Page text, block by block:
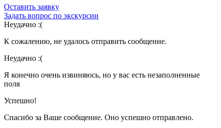
Оставить заявку
Задать вопрос по экскурсии
Неудачно :(
К сожалению, не удалось отправить сообщение.
Неудачно :(
Я конечно очень извиняюсь, но у вас есть незаполненные
поля
Успешно!
Спасибо за Ваше сообщение. Оно успешно отправлено.